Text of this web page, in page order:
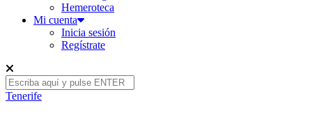
Hemeroteca
Mi cuenta
Inicia sesión
Regístrate
Tenerife